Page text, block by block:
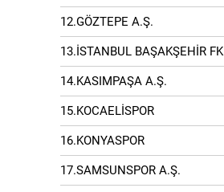
12.GÖZTEPE A.Ş.
13.İSTANBUL BAŞAKŞEHİR FK
14.KASIMPAŞA A.Ş.
15.KOCAELİSPOR
16.KONYASPOR
17.SAMSUNSPOR A.Ş.